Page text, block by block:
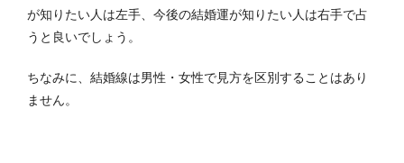
が知りたい人は左手、今後の結婚運が知りたい人は右手で占
うと良いでしょう。
ちなみに、結婚線は男性・女性で見方を区別することはあり
ません。